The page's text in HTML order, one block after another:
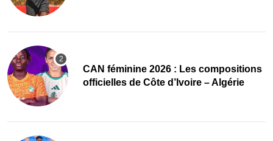
‎CAN féminine 2026 : Les compositions
officielles de Côte d’Ivoire – Algérie